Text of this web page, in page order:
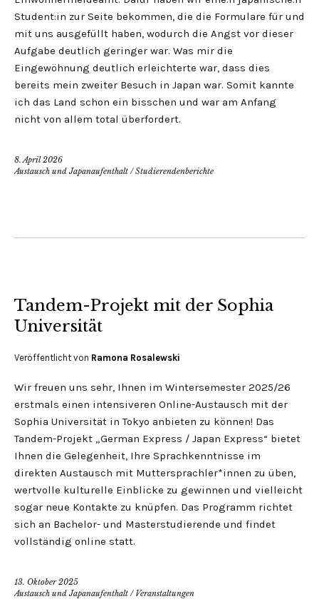
Student:in zur Seite bekommen, die die Formulare für und
mit uns ausgefüllt haben, wodurch die Angst vor dieser
Aufgabe deutlich geringer war. Was mir die
Eingewöhnung deutlich erleichterte war, dass dies
bereits mein zweiter Besuch in Japan war. Somit kannte
ich das Land schon ein bisschen und war am Anfang
nicht von allem total überfordert.
8. April 2026
Austausch und Japanaufenthalt /Studierendenberichte
Tandem-Projekt mit der Sophia
Universität
Veröffentlicht von Ramona Rosalewski
Wir freuen uns sehr, Ihnen im Wintersemester 2025/26
erstmals einen intensiveren Online-Austausch mit der
Sophia Universität in Tokyo anbieten zu können! Das
Tandem-Projekt „German Express / Japan Express“ bietet
Ihnen die Gelegenheit, Ihre Sprachkenntnisse im
direkten Austausch mit Muttersprachler*innen zu üben,
wertvolle kulturelle Einblicke zu gewinnen und vielleicht
sogar neue Kontakte zu knüpfen. Das Programm richtet
sich an Bachelor- und Masterstudierende und findet
vollständig online statt.
13. Oktober 2025
Austausch und Japanaufenthalt / Veranstaltungen